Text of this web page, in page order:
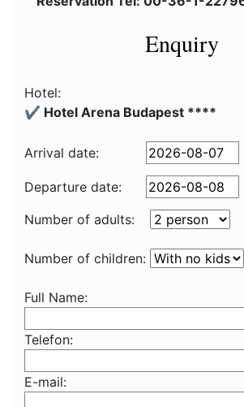
Enquiry
Hotel:
✔️ Hotel Arena Budapest ****
Arrival date:
Departure date:
Number of adults:
Number of children:
Full Name:
Telefon:
E-mail: